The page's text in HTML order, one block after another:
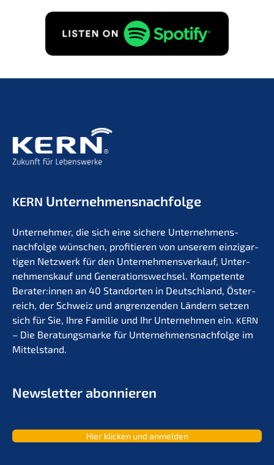
KERN Unternehmens­nachfolge
Unter­neh­mer, die sich eine siche­re Unternehmens­
nachfolge wünschen, profi­tie­ren von unserem einzig­ar­
ti­gen Netzwerk für den Unter­nehmens­verkauf, Unter­
nehmens­kauf und Generations­wechsel. Kompe­ten­te
Berater:innen an 40 Stand­or­ten in Deutsch­land, Öster­
reich, der Schweiz und angren­zen­den Ländern setzen
sich für Sie, Ihre Familie und Ihr Unter­neh­men ein. KERN
– Die Beratungs­mar­ke für Unternehmens­nachfolge im
Mittelstand.
Newslet­ter abonnieren
Hier klicken und anmelden